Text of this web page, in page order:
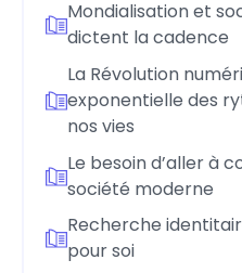
Mondialisation et
dictent la cadence
La Révolution
exponentielle des
nos vies
Le besoin d’aller à
société moderne
Recherche
pour soi